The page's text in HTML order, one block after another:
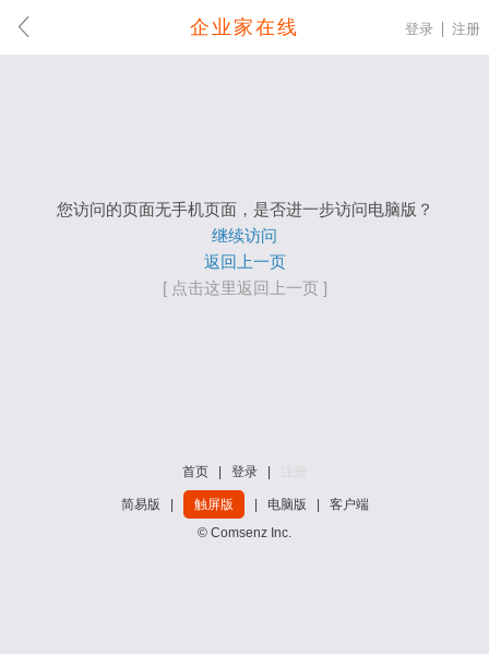
企业家在线 登录 注册
您访问的页面无手机页面，是否进一步访问电脑版？
继续访问
返回上一页
[ 点击这里返回上一页 ]
首页 登录
简易版 触屏版 电脑版
客户端
© Comsenz Inc.